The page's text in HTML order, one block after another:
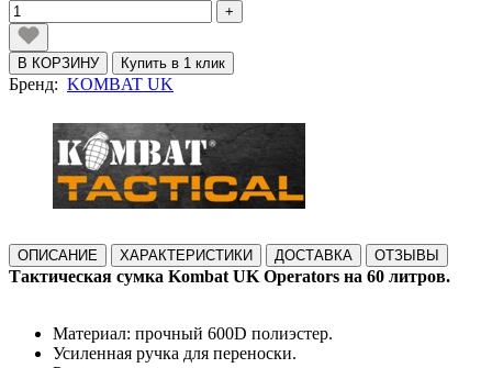
+
В КОРЗИНУ Купить в 1 клик
Бренд: KOMBAT UK
ОПИСАНИЕ ХАРАКТЕРИСТИКИ ДОСТАВКА ОТЗЫВЫ
Тактическая сумка Kombat UK Operators на 60 литров.
Материал: прочный 600D полиэстер.
Усиленная ручка для переноски.